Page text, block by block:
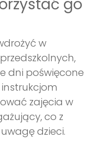
go
w
dni poświęcone
zajęcia w
co z
dzieci.